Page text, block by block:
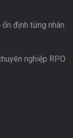
định từng nhân
nghiệp RPO